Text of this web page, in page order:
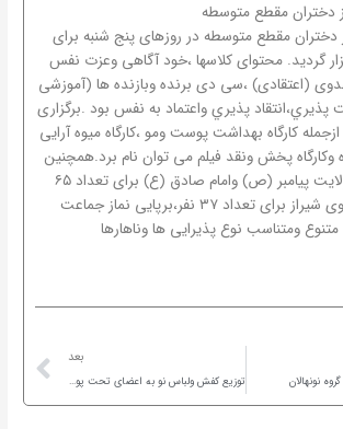
دختران مقطع متوسطه
دختران مقطع متوسطه در روزهای پنج شنبه برای
نفر برگزار گردید. محتوای کلاسها ،خود آگاهی وعزت نفس
(اعتقادی) ،سی دی برنده وبازنده ها (آموزشی
پذيري،انتقاد پذيري واعتماد به نفس بود .برگزاری
کارگاه بهداشت پوست ومو ،کارگاه میوه آرایی
پخش ونقد فیلم می توان نام برد.همچنین
برگزاری جشن ولایت پیامبر (ص) وامام صادق (ع) برای تعداد ۶۵
نفر،برگزاری اردوی شیراز برای تعداد ۳۷ نفر،برپایی نماز جماعت
ومتناسب نوع پذیرایی ها وناهارها
نونهالان
بعد
توزیع کفش ولباس نو به اعضای تحت پوشش